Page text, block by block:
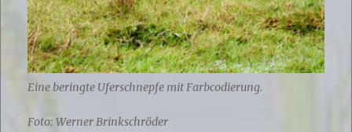
Eine beringte Uferschnepfe mit Farbcodierung.
Foto: Werner Brinkschröder